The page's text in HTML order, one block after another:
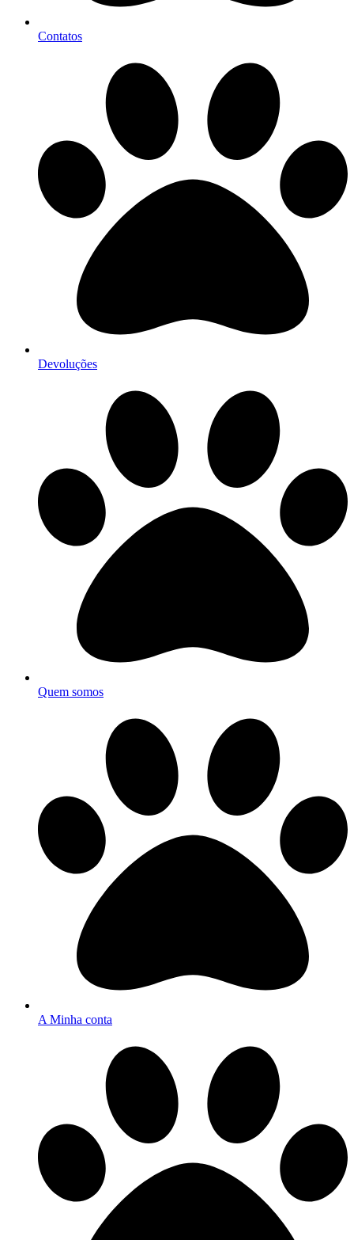
Contatos
Devoluções
Quem somos
A Minha conta